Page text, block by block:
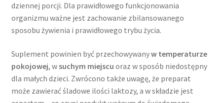
dziennej porcji. Dla prawidłowego funkcjonowania
organizmu ważne jest zachowanie zbilansowanego
sposobu żywienia i prawidłowego trybu życia.
Suplement powinien być przechowywanyw temperaturze
pokojowej, wsuchym miejscu oraz w sposób niedostępny
dla małych dzieci. Zwrócono także uwagę, że preparat
może zawierać śladowe ilości laktozy, a w składzie jest